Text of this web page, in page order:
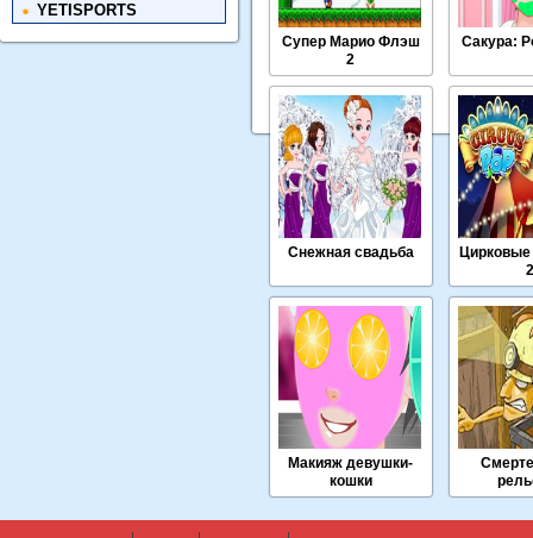
YETISPORTS
Супер Марио Флэш
2
Сакура:
Снежная свадьба
Макияж девушки-
кошки